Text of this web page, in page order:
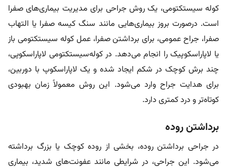
کوله سیستکتومی، یک روش جراحی برای مدیریت بیماری‌های صفرا
است. درصورت بروز بیماری‌هایی مانند سنگ کیسه صفرا یا التهاب
صفرا، جراح عمومی، برای برداشتن صفرا، عمل کوله سیستکتومی باز
یا لاپاراسکوپیک را انجام می‌دهد. در کوله‌سیستکتومی لاپاراسکوپی،
چند برش کوچک در شکم ایجاد شده و یک لاپاراسکوپ با دوربین،
برای هدایت جراح وارد می‌شود. این روش معمولاً زمان بهبودی
کوتاه‌تر و درد کمتری دارد.
برداشتن روده
در جراحی برداشتن روده، بخشی از روده کوچک یا بزرگ برداشته
می‌شود. این جراحی، در شرایطی مانند عفونت‌های شدید، بیماری